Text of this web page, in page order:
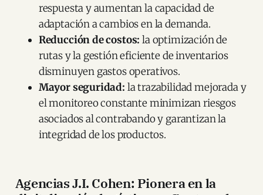
respuesta y aumentan la capacidad de
adaptación a cambios en la demanda.​
Reducción de costos: la optimización de
rutas y la gestión eficiente de inventarios
disminuyen gastos operativos.​
Mayor seguridad: la trazabilidad mejorada y
el monitoreo constante minimizan riesgos
asociados al contrabando y garantizan la
integridad de los productos.​
Agencias J.I. Cohen: Pionera en la